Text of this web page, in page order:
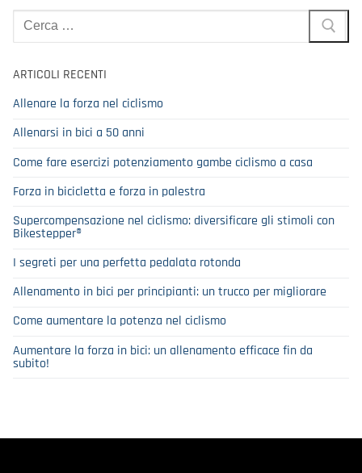
Cerca:
ARTICOLI RECENTI
Allenare la forza nel ciclismo
Allenarsi in bici a 50 anni
Come fare esercizi potenziamento gambe ciclismo a casa
Forza in bicicletta e forza in palestra
Supercompensazione nel ciclismo: diversificare gli stimoli con
Bikestepper®
I segreti per una perfetta pedalata rotonda
Allenamento in bici per principianti: un trucco per migliorare
Come aumentare la potenza nel ciclismo
Aumentare la forza in bici: un allenamento efficace fin da
subito!